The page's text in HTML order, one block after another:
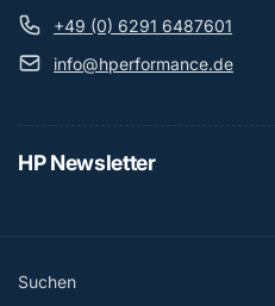
+49 (0) 6291 6487601
info@hperformance.de
HP Newsletter
Suchen